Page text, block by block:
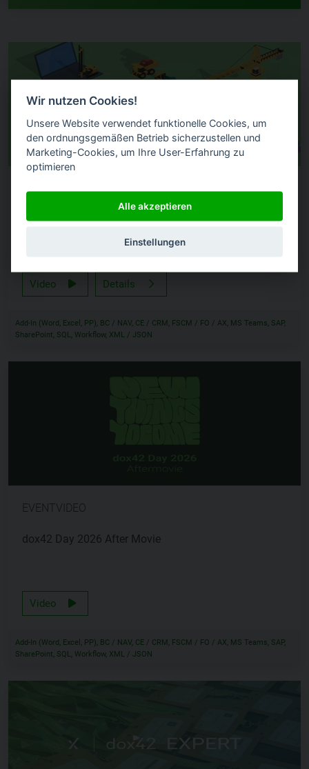
LIVE DEMO
Introducing dox42 Help – The New Portal for Support
Video Details
Add-In (Word, Excel, PP), BC / NAV, CE / CRM, FSCM / FO / AX, MS Teams, SAP,
SharePoint, SQL, Workflow, XML / JSON
EVENTVIDEO
dox42 Day 2026 After Movie
Video
Add-In (Word, Excel, PP), BC / NAV, CE / CRM, FSCM / FO / AX, MS Teams, SAP,
SharePoint, SQL, Workflow, XML / JSON
Wir nutzen Cookies!
Unsere Website verwendet funktionelle Cookies, um
den ordnungsgemäßen Betrieb sicherzustellen und
Marketing-Cookies, um Ihre User-Erfahrung zu
optimieren
Alle akzeptieren
Einstellungen